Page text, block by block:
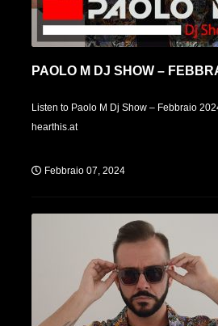
PAOLO M DJ SHOW –
Listen to Paolo M Dj Show – Febbraio
hearthis.at
Febbraio 07, 2024